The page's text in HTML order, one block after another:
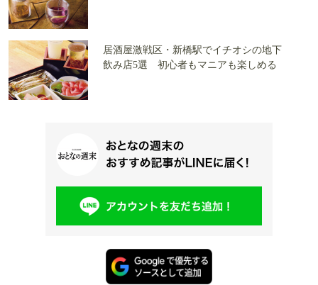
居酒屋激戦区・新橋駅でイチオシの地下
飲み店5選 初心者もマニアも楽しめる